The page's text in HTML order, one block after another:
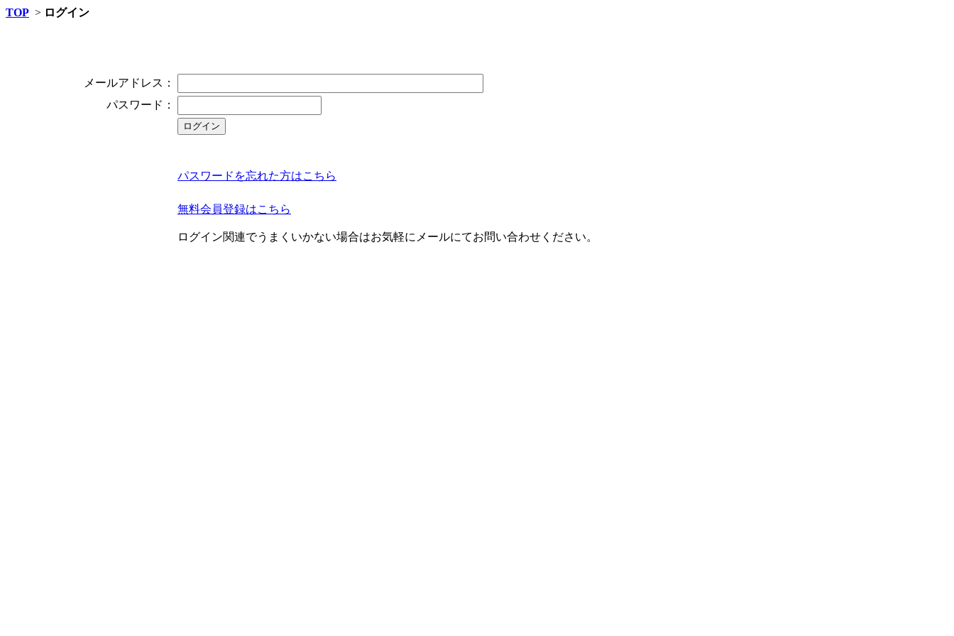
TOP > ログイン
メールアドレス：
パスワード：
パスワードを忘れた方はこちら
無料会員登録はこちら
ログイン関連でうまくいかない場合はお気軽にメールにてお問い合わせください。